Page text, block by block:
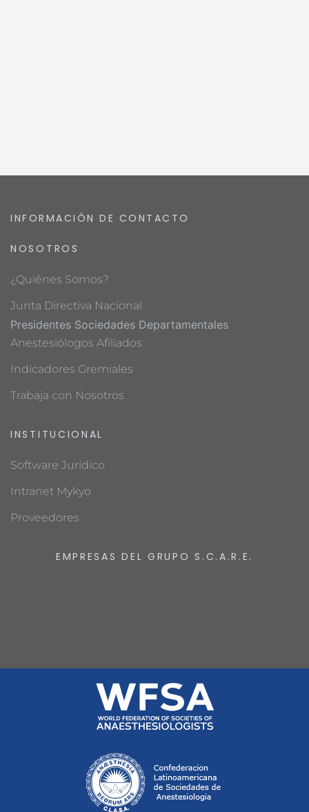
INFORMACIÓN DE CONTACTO
NOSOTROS
¿Quiénes Somos?
Junta Directiva Nacional
Presidentes Sociedades Departamentales
Anestesiólogos Afiliados
Indicadores Gremiales
Trabaja con Nosotros
INSTITUCIONAL
Software Jurídico
Intranet Mykyo
Proveedores
EMPRESAS DEL GRUPO S.C.A.R.E.